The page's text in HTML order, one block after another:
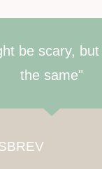
be scary,
the same"